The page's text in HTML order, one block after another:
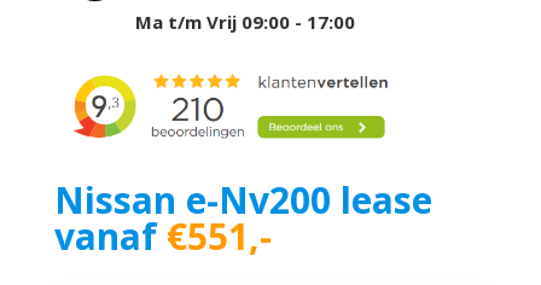
Ma t/m Vrij 09:00 - 17:00
Nissan e-Nv200 lease
vanaf€551,-